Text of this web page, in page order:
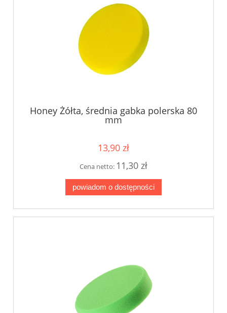
Honey Żółta, średnia gabka polerska 80
mm
13,90 zł
Cena netto: 11,30 zł
powiadom o dostępności